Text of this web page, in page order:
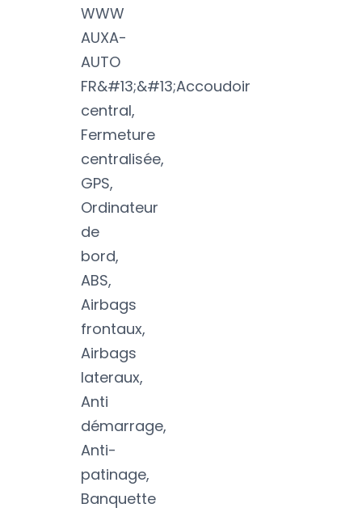
WWW
AUXA-
AUTO
FR&#13;&#13;Accoudoir
central,
Fermeture
centralisée,
GPS,
Ordinateur
de
bord,
ABS,
Airbags
frontaux,
Airbags
lateraux,
Anti
démarrage,
Anti-
patinage,
Banquette